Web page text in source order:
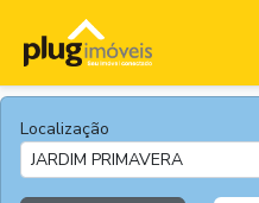
Localização